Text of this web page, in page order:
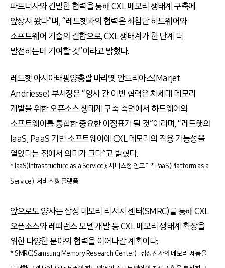
파트너사와 긴밀한 협력을 통해 CXL 메모리 생태계 구축에
앞장서 왔다”며, “레드햇과의 협력은 최첨단 하드웨어와
소프트웨어 기술의 결합으로, CXL 생태계가 한 단계 더
발전하는데 기여할 것”이라고 밝혔다.
레드햇 아시아태평양총괄 마리옛 안드리아스(Marjet
Andriesse) 부사장은 “양사 간 이번 협력은 차세대 메모리
개발을 위한 오픈소스 생태계 구축 측면에서 하드웨어와
소프트웨어를 통합한 중요한 이정표가 될 것”이라며, “레드햇의
IaaS, PaaS 기반 소프트웨어에 CXL 메모리의 적용 가능성을
열었다는 점에서 의미가 크다”고 밝혔다.
* IaaS(Infrastructure as a Service): 서비스형 인프라* PaaS(Platform as a
Service): 서비스형 플랫폼
앞으로도 양사는 삼성 메모리 리서치 센터(SMRC)를 통해 CXL
오픈소스와 레퍼런스 모델 개발 등 CXL 메모리 생태계 확장을
위한 다양한 분야의 협력을 이어나갈 계획이다.
* SMRC(Samsung Memory Research Center) : 삼성전자의 메모리 제품을